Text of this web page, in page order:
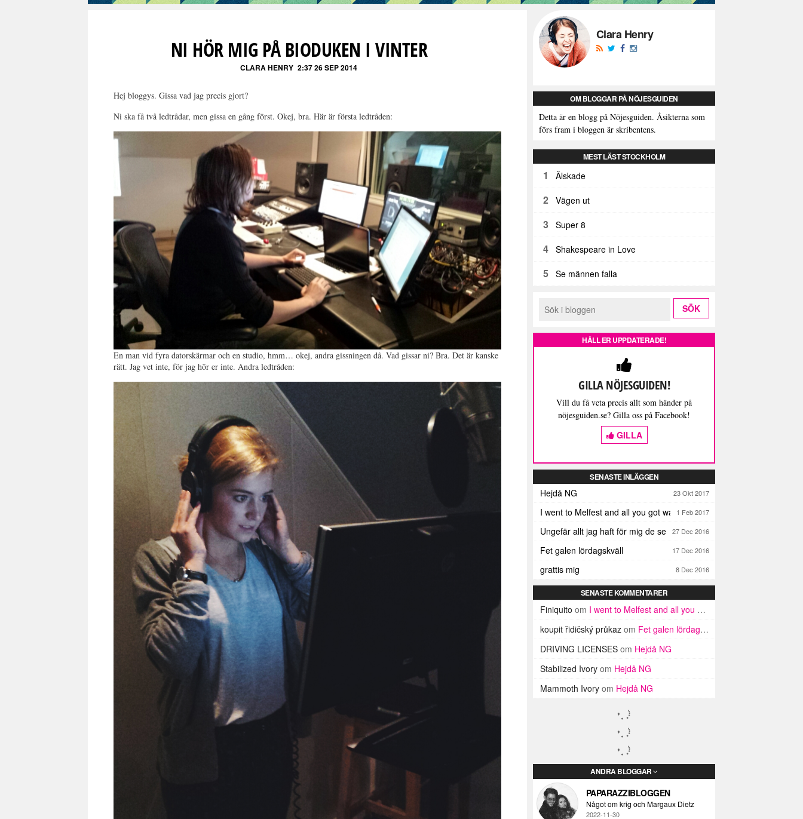
NI HÖR MIG PÅ BIODUKEN I VINTER
CLARA HENRY 2:37 26 SEP 2014
Hej bloggys. Gissa vad jag precis gjort?
Ni ska få två ledtrådar, men gissa en gång först. Okej, bra. Här är första ledtråden:
En man vid fyra datorskärmar och en studio, hmm… okej, andra gissningen då. Vad gissar ni? Bra. Det är kanske
rätt. Jag vet inte, för jag hör er inte. Andra ledtråden:
Clara Henry
OM BLOGGAR PÅ NÖJESGUIDEN
Detta är en blogg på Nöjesguiden. Åsikterna som
förs fram i bloggen är skribentens.
MEST LÄST STOCKHOLM
1 Älskade
2 Vägen ut
3 Super 8
4 Shakespeare in Love
5 Se männen falla
HÅLL ER UPPDATERADE!
GILLA NÖJESGUIDEN!
Vill du få veta precis allt som händer på
nöjesguiden.se? Gilla oss på Facebook!
GILLA
SENASTE INLÄGGEN
Hejdå NG 23 Okt 2017
I went to Melfest and all you got was three lousy selfies
1 Feb 2017
Ungefär allt jag haft för mig de senaste dagarna
27 Dec 2016
Fet galen lördagskväll 17 Dec 2016
grattis mig 8 Dec 2016
SENASTE KOMMENTARER
Finiquito om I went to Melfest and all you got was three lousy selfies
koupit řidičský průkaz om Fet galen lördagskväll
DRIVING LICENSES om Hejdå NG
Stabilized Ivory om Hejdå NG
Mammoth Ivory om Hejdå NG
ANDRA BLOGGAR
PAPARAZZIBLOGGEN
Något om krig och Margaux Dietz
2022-11-30